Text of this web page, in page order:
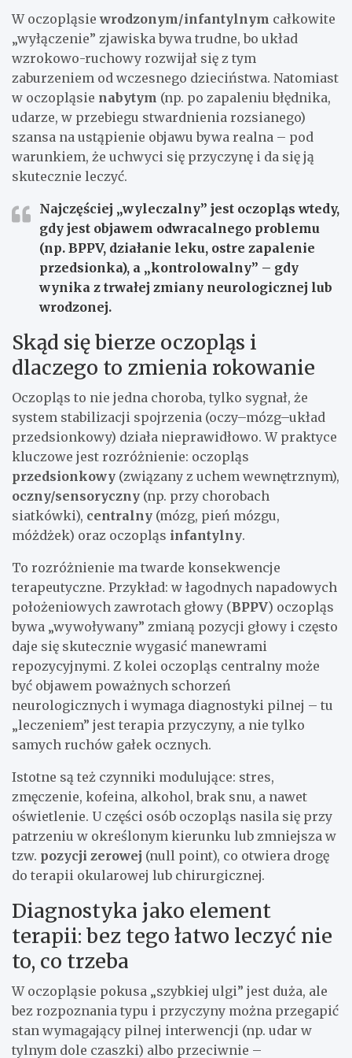
W oczopląsiewrodzonym/infantylnym całkowite
„wyłączenie” zjawiska bywa trudne, bo układ
wzrokowo-ruchowy rozwijał się z tym
zaburzeniem od wczesnego dzieciństwa. Natomiast
w oczopląsie nabytym (np. po zapaleniu błędnika,
udarze, w przebiegu stwardnienia rozsianego)
szansa na ustąpienie objawu bywa realna – pod
warunkiem, że uchwyci się przyczynę i da się ją
skutecznie leczyć.
Najczęściej „wyleczalny” jest oczopląs wtedy,
gdy jest objawem odwracalnego problemu
(np. BPPV, działanie leku, ostre zapalenie
przedsionka), a „kontrolowalny” – gdy
wynika z trwałej zmiany neurologicznej lub
wrodzonej.
Skąd się bierze oczopląs i
dlaczego to zmienia rokowanie
Oczopląs to nie jedna choroba, tylko sygnał, że
system stabilizacji spojrzenia (oczy–mózg–układ
przedsionkowy) działa nieprawidłowo. W praktyce
kluczowe jest rozróżnienie: oczopląs
przedsionkowy (związany z uchem wewnętrznym),
oczny/sensoryczny (np. przy chorobach
siatkówki), centralny (mózg, pień mózgu,
móżdżek) oraz oczopląs infantylny.
To rozróżnienie ma twarde konsekwencje
terapeutyczne. Przykład: w łagodnych napadowych
położeniowych zawrotach głowy (BPPV) oczopląs
bywa „wywoływany” zmianą pozycji głowy i często
daje się skutecznie wygasić manewrami
repozycyjnymi. Z kolei oczopląs centralny może
być objawem poważnych schorzeń
neurologicznych i wymaga diagnostyki pilnej – tu
„leczeniem” jest terapia przyczyny, a nie tylko
samych ruchów gałek ocznych.
Istotne są też czynniki modulujące: stres,
zmęczenie, kofeina, alkohol, brak snu, a nawet
oświetlenie. U części osób oczopląs nasila się przy
patrzeniu w określonym kierunku lub zmniejsza w
tzw. pozycji zerowej (null point), co otwiera drogę
do terapii okularowej lub chirurgicznej.
Diagnostyka jako element
terapii: bez tego łatwo leczyć nie
to, co trzeba
W oczopląsie pokusa „szybkiej ulgi” jest duża, ale
bez rozpoznania typu i przyczyny można przegapić
stan wymagający pilnej interwencji (np. udar w
tylnym dole czaszki) albo przeciwnie –